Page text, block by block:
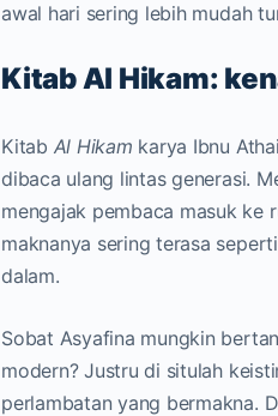
awal hari sering lebih mudah
Kitab Al Hikam:
Kitab Al Hikam karya Ibnu
dibaca ulang lintas generasi.
mengajak pembaca masuk ke
maknanya sering terasa
dalam.
Sobat Asyafina mungkin
modern? Justru di situlah
perlambatan yang bermakna.